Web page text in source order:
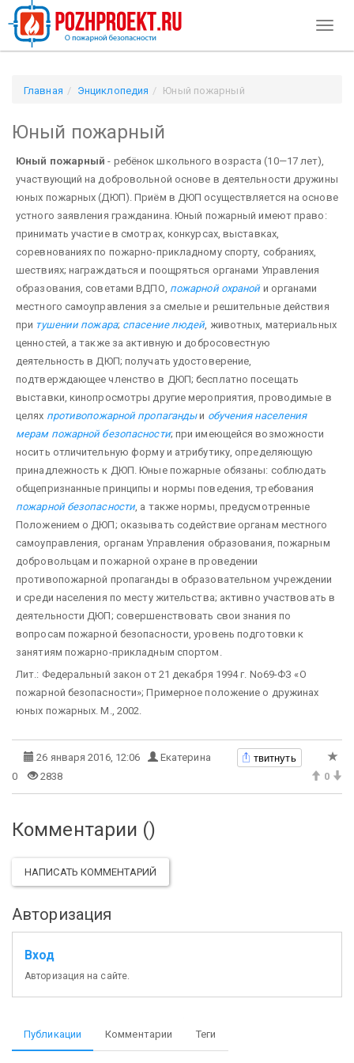
Главная Энциклопедия Юный пожарный
Юный пожарный
Юный пожарный - ребёнок школьного возраста (10—17 лет),
участвующий на добровольной основе в деятельности дружины
юных пожарных (ДЮП). Приём в ДЮП осуществляется на основе
устного заявления гражданина. Юный пожарный имеют право:
принимать участие в смотрах, конкурсах, выставках,
соревнованиях по пожарно-прикладному спорту, собраниях,
шествиях; награждаться и поощряться органами Управления
образования, советами ВДПО, пожарной охранойи органами
местного самоуправления за смелые и решительные действия
при тушении пожара; спасение людей, животных, материальных
ценностей, а также за активную и добросовестную
деятельность в ДЮП; получать удостоверение,
подтверждающее членство в ДЮП; бесплатно посещать
выставки, кинопросмотры другие мероприятия, проводимые в
целях противопожарной пропагандыи обучения населения
мерам пожарной безопасности; при имеющейся возможности
носить отличительную форму и атрибутику, определяющую
принадлежность к ДЮП. Юные пожарные обязаны: соблюдать
общепризнанные принципы и нормы поведения, требования
пожарной безопасности, а также нормы, предусмотренные
Положением о ДЮП; оказывать содействие органам местного
самоуправления, органам Управления образования, пожарным
добровольцам и пожарной охране в проведении
противопожарной пропаганды в образовательном учреждении
и среди населения по месту жительства; активно участвовать в
деятельности ДЮП; совершенствовать свои знания по
вопросам пожарной безопасности, уровень подготовки к
занятиям пожарно-прикладным спортом.
Лит.: Федеральный закон от 21 декабря 1994 г. No69-ФЗ «О
пожарной безопасности»; Примерное положение о дружинах
юных пожарных. М., 2002.
26 января 2016, 12:06 Екатерина твитнуть
0 2838 0
Комментарии ()
НАПИСАТЬ КОММЕНТАРИЙ
Авторизация
Вход
Авторизация на сайте.
Публикации Комментарии Теги